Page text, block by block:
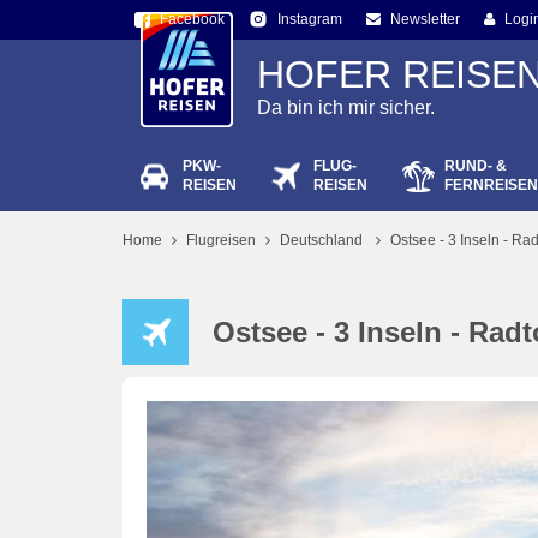
Facebook Instagram Newsletter
HOFER
Da bin ich mir sicher.
PKW-
REISEN
FLUG-
REISEN
RUND- &
FERNREISEN
Home Flugreisen Deutschland Ostsee - 3 Inseln -
Ostsee - 3 Inseln -